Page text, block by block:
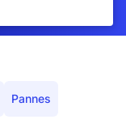
Pannes